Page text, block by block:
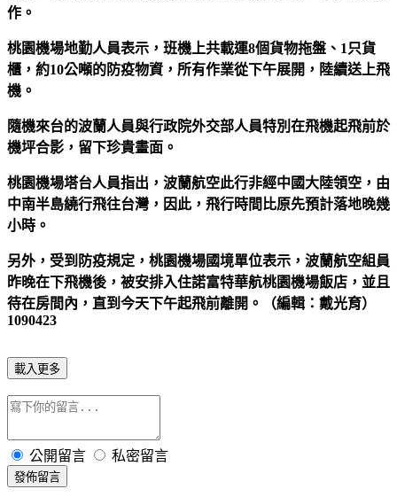
作。
桃園機場地勤人員表示，班機上共載運8個貨物拖盤、1只貨
櫃，約10公噸的防疫物資，所有作業從下午展開，陸續送上飛
機。
隨機來台的波蘭人員與行政院外交部人員特別在飛機起飛前於
機坪合影，留下珍貴畫面。
桃園機場塔台人員指出，波蘭航空此行非經中國大陸領空，由
中南半島繞行飛往台灣，因此，飛行時間比原先預計落地晚幾
小時。
另外，受到防疫規定，桃園機場國境單位表示，波蘭航空組員
昨晚在下飛機後，被安排入住諾富特華航桃園機場飯店，並且
待在房間內，直到今天下午起飛前離開。（編輯：戴光育）
1090423
載入更多
公開留言 私密留言
發佈留言